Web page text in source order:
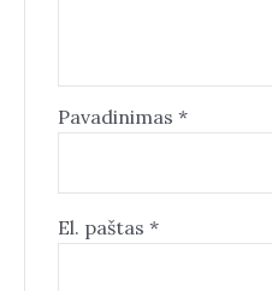
Pavadinimas *
El. paštas *